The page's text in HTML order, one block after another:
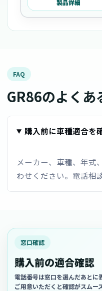
製品詳細
FAQ
GR86のよくあ
購入前に車種適合を
メーカー、車種、年式
わせください。電話相
窓口確認
購入前の適合確認
電話番号は窓口を選んだあとに
ご用意いただくと確認がスムー